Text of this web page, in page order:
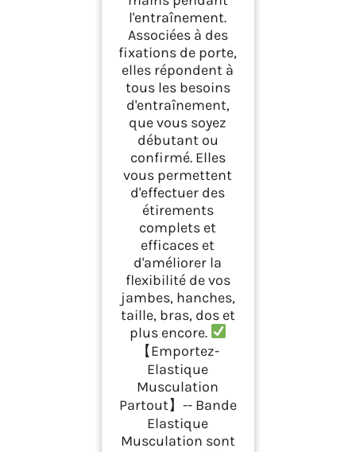
l'entraînement.
Associées à des
fixations de porte,
elles répondent à
tous les besoins
d'entraînement,
que vous soyez
débutant ou
confirmé. Elles
vous permettent
d'effectuer des
étirements
complets et
efficaces et
d'améliorer la
flexibilité de vos
jambes, hanches,
taille, bras, dos et
plus encore.
【Emportez-
Elastique
Musculation
Partout】-- Bande
Elastique
Musculation sont